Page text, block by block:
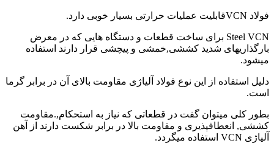
فولاد VCNقابلیت عملیات حرارتی بسیار خوبی دارد.
Steel VCN برای ساخت قطعات و دستگاه هایی که در معرض
بارگذاریهای شدید کششی,خمشی و پیچشی قرار دارند استفاده
میشود.
دلیل استفاده از این نوع فولاد آلیاژی مقاومت بالای آن در برابر گرما
است.
بطور کلی میتوان گفت در قطعاتی که نیاز به استحکام,.مقاومت
کششی, انعطافپذیری و مقاومت بالا در برابر شکست دارند از آهن
آلیاژی VCN استفاده میگردد.